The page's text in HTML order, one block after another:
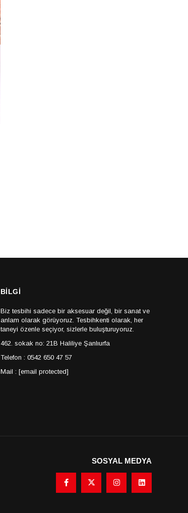
BİLGİ
Biz tesbihi sadece bir aksesuar değil, bir sanat ve
anlam olarak görüyoruz. Tesbihkenti olarak, her
taneyi özenle seçiyor, sizlerle buluşturuyoruz.
462. sokak no: 21B Haliliye Şanlıurfa
Telefon : 0542 650 47 57
Mail : [email protected]
SOSYAL MEDYA